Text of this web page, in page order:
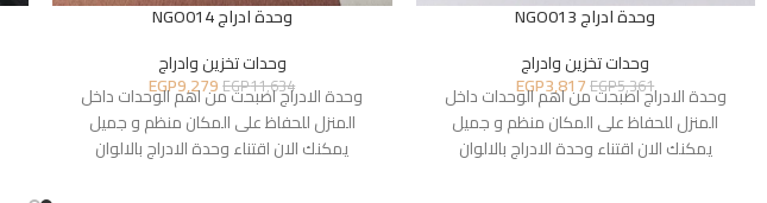
وحدة ادراج NGO013
وحدات تخزين وادراج
EGP5,361
EGP3,817
وحدة الادراج اصبحت من اهم الوحدات داخل
المنزل للحفاظ على المكان منظم و جميل
يمكنك الان اقتناء وحدة الادراج بالالوان
وحدة ادراج NGO014
وحدات تخزين وادراج
EGP11,634
EGP9,279
وحدة الادراج اصبحت من اهم الوحدات داخل
المنزل للحفاظ على المكان منظم و جميل
يمكنك الان اقتناء وحدة الادراج بالالوان